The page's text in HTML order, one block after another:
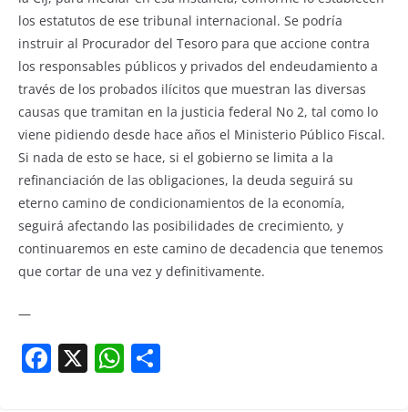
los estatutos de ese tribunal internacional. Se podría
instruir al Procurador del Tesoro para que accione contra
los responsables públicos y privados del endeudamiento a
través de los probados ilícitos que muestran las diversas
causas que tramitan en la justicia federal No 2, tal como lo
viene pidiendo desde hace años el Ministerio Público Fiscal.
Si nada de esto se hace, si el gobierno se limita a la
refinanciación de las obligaciones, la deuda seguirá su
eterno camino de condicionamientos de la economía,
seguirá afectando las posibilidades de crecimiento, y
continuaremos en este camino de decadencia que tenemos
que cortar de una vez y definitivamente.
—
F X W